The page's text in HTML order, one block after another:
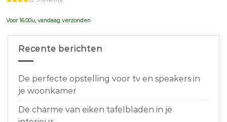
was:
is:
Voor 16.00u, vandaag verzonden
Recente berichten
De perfecte opstelling voor tv en speakers in
je woonkamer
De charme van eiken tafelbladen in je